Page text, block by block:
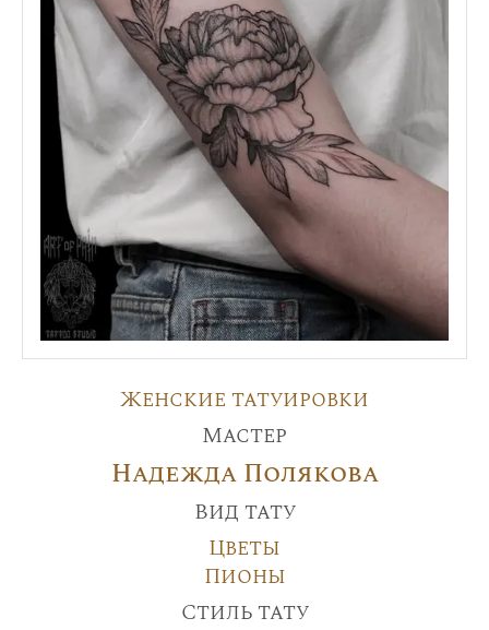
Женские татуировки
Мастер
Надежда Полякова
Вид тату
Цветы
Пионы
Стиль тату